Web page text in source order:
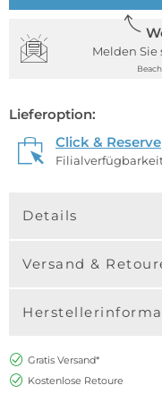
Melden Sie
Lieferoption:
Click & Reserve
Details
Versand &
Gratis Versand*
Kostenlose Retoure